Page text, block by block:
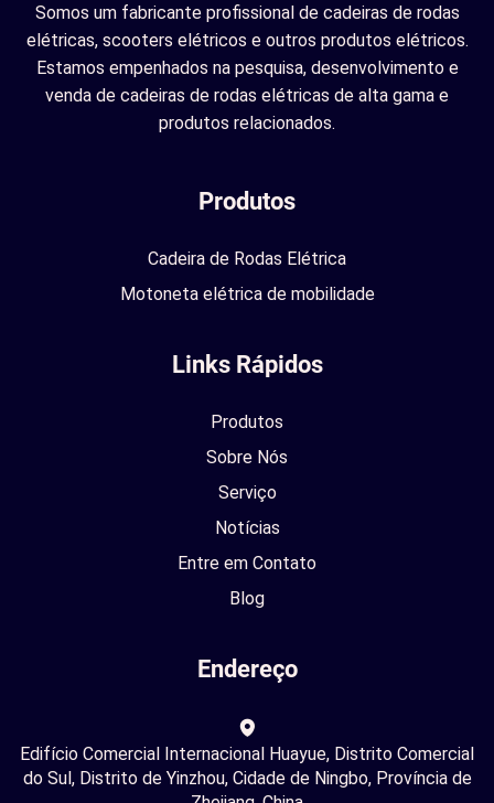
Somos um fabricante profissional de cadeiras de rodas
elétricas, scooters elétricos e outros produtos elétricos.
Estamos empenhados na pesquisa, desenvolvimento e
venda de cadeiras de rodas elétricas de alta gama e
produtos relacionados.
Produtos
Cadeira de Rodas Elétrica
Motoneta elétrica de mobilidade
Links Rápidos
Produtos
Sobre Nós
Serviço
Notícias
Entre em Contato
Blog
Endereço
Edifício Comercial Internacional Huayue, Distrito Comercial
do Sul, Distrito de Yinzhou, Cidade de Ningbo, Província de